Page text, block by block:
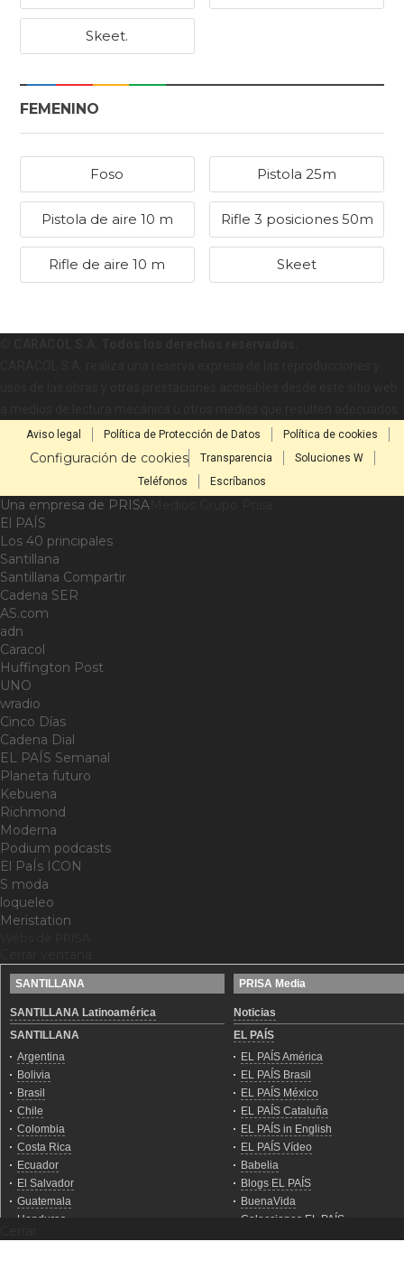
Skeet.
FEMENINO
Foso Pistola 25m
Pistola de aire 10 m Rifle 3 posiciones 50m
Rifle de aire 10 m Skeet
Aviso legal Política de Protección de Datos Política de cookies
Configuración de cookies Transparencia
Soluciones W
Teléfonos
Escríbanos
Una empresa de PRISA
El PAÍS
Los 40 principales
Santillana
Santillana Compartir
Cadena SER
AS.com
adn
Caracol
Huffington Post
UNO
wradio
Cinco Días
Cadena Dial
EL PAÍS Semanal
Planeta futuro
Kebuena
Richmond
Moderna
Podium podcasts
El PaÍs ICON
S moda
loqueleo
Meristation